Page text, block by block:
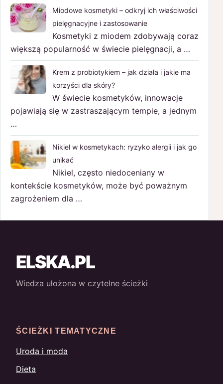
Miodowe kosmetyki – odkryj ich właściwości
pielęgnacyjne i zastosowanie
Kosmetyki z miodem zdobywają coraz
większą popularność w świecie pielęgnacji, a …
Krem z probiotykiem – jak działa i jakie ma
korzyści dla skóry?
W świecie kosmetyków, innowacje
pojawiają się w zastraszającym tempie, a jednym
…
Nikiel w kosmetykach: ryzyko alergii i jak go
unikać
Nikiel, często niedoceniany w
kontekście kosmetyków, może być poważnym
zagrożeniem dla …
ELSKA.PL
Wiedza ułożona w czytelne ścieżki
ŚCIEŻKI TEMATYCZNE
Uroda i moda
Dieta